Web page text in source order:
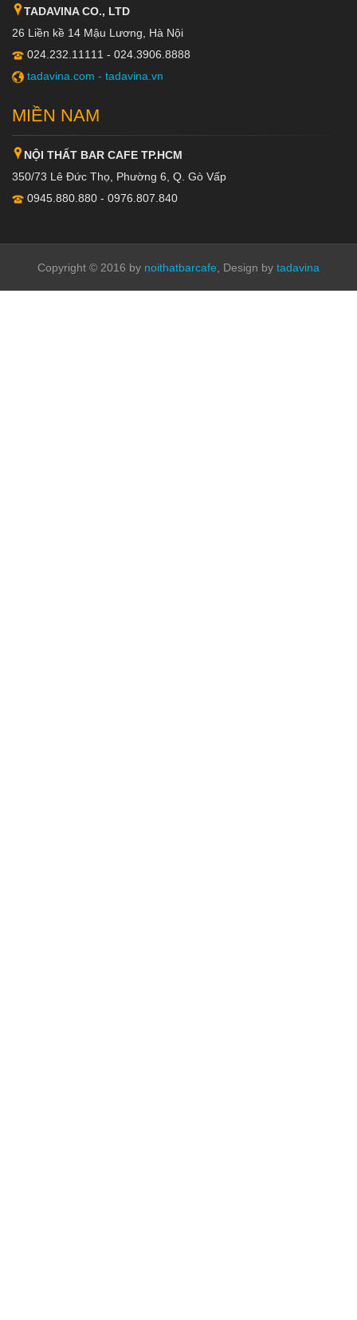
TADAVINA CO., LTD
26 Liền kề 14 Mậu Lương, Hà Nội
024.232.11111 - 024.3906.8888
tadavina.com - tadavina.vn
MIỀN NAM
NỘI THẤT BAR CAFE TP.HCM
350/73 Lê Đức Thọ, Phường 6, Q. Gò Vấp
0945.880.880 - 0976.807.840
Copyright © 2016 by noithatbarcafe , Design by tadavina